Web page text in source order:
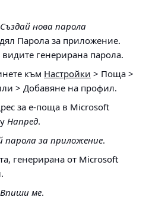
Създай нова парола
Парола за приложение.
генерирана парола.
към Настройки > Поща >
> Добавяне на профил.
за е-поща в Microsoft
Напред.
парола за приложение.
генерирана от Microsoft
Впиши ме.